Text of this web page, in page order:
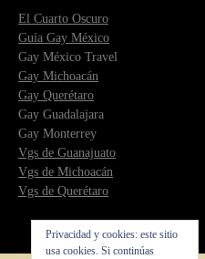
El Cuarto Oscuro
Guía Gay México
Gay México Travel
Gay Michoacán
Gay Querétaro
Gay Guadalajara
Gay Monterrey
Vgs de Guanajuato
Vgs de Michoacán
Vgs de Querétaro
Privacidad y cookies: este sitio
usa cookies. Si continúas